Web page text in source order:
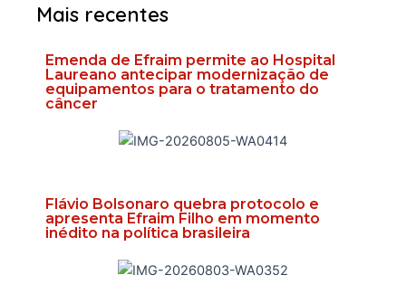
Mais recentes
Emenda de Efraim permite ao Hospital
Laureano antecipar modernização de
equipamentos para o tratamento do
câncer
Flávio Bolsonaro quebra protocolo e
apresenta Efraim Filho em momento
inédito na política brasileira